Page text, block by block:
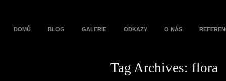
DOMŮ BLOG GALERIE ODKAZY O NÁS
Tag Archives: flora